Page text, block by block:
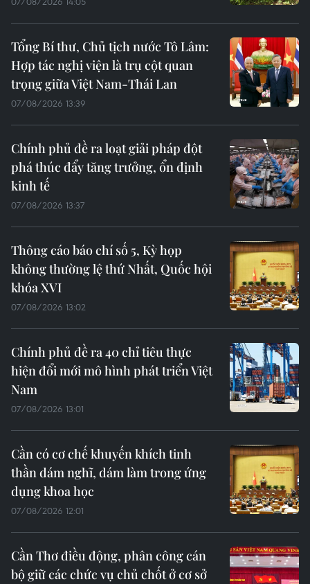
Tổng Bí thư, Chủ tịch nước Tô Lâm:
Hợp tác nghị viện là trụ cột quan
trọng giữa Việt Nam-Thái Lan
07/08/2026 13:39
Chính phủ đề ra loạt giải pháp đột
phá thúc đẩy tăng trưởng, ổn định
kinh tế
07/08/2026 13:37
Thông cáo báo chí số 5, Kỳ họp
không thường lệ thứ Nhất, Quốc hội
khóa XVI
07/08/2026 13:02
Chính phủ đề ra 40 chỉ tiêu thực
hiện đổi mới mô hình phát triển Việt
Nam
07/08/2026 13:01
Cần có cơ chế khuyến khích tinh
thần dám nghĩ, dám làm trong ứng
dụng khoa học
07/08/2026 12:01
Cần Thơ điều động, phân công cán
bộ giữ các chức vụ chủ chốt ở cơ sở